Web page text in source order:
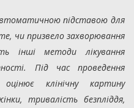
підставою для
чи призвело захворювання
інші методи лікування
Під час проведення
оцінює клінічну картину
тривалість безпліддя,